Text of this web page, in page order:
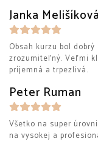
Janka Melišíková
Obsah kurzu bol
zrozumiteľný. Veľmi
príjemná a trpezlivá.
Peter Ruman
Všetko na super
na vysokej a